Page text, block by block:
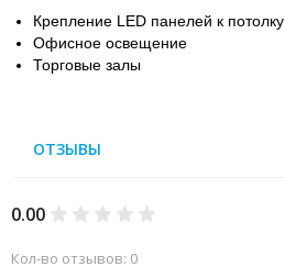
Крепление LED панелей к потолку
Офисное освещение
Торговые залы
ОТЗЫВЫ
0.00
Кол-во отзывов: 0